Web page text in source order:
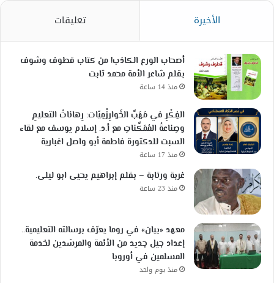
الأخيرة تعليقات
أصحاب الورع الكاذب! من كتاب قطوف وشوف
بقلم شاعر الأمة محمد ثابت
منذ 14 ساعة
الفِكْرِ في مَهَبِّ الخَوارِزْمِيّات: رِهاناتُ التعليمِ
وصِناعةُ المُمَكِّناتِ مع أ.د. إسلام يوسف مع لقاء
السبت للدكتورة فاطمة أبو واصل اغبارية
منذ 17 ساعة
غربة ورتابة – بقلم إبراهيم يحيى ابو ليلى.
منذ 23 ساعة
معهد «بيان» في روما يعرّف برسالته التعليمية..
إعداد جيل جديد من الأئمة والمرشدين لخدمة
المسلمين في أوروبا
منذ يوم واحد